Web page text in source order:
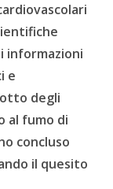
informazioni
e
degli
al fumo di
concluso
il quesito